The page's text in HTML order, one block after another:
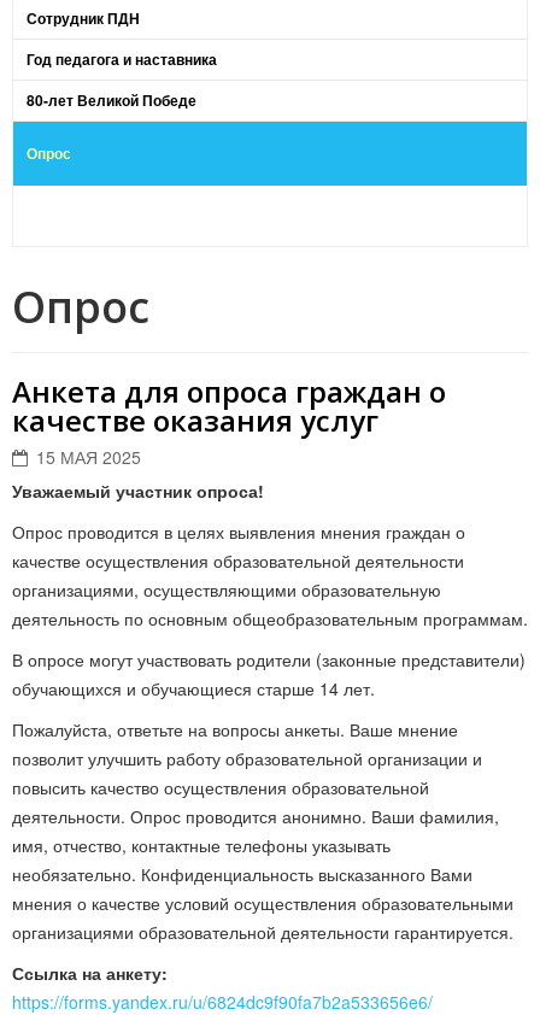
Сотрудник ПДН
Год педагога и наставника
80-лет Великой Победе
Опрос
Опрос
Анкета для опроса граждан о
качестве оказания услуг
15 МАЯ 2025
Уважаемый участник опроса!
Опрос проводится в целях выявления мнения граждан о
качестве осуществления образовательной деятельности
организациями, осуществляющими образовательную
деятельность по основным общеобразовательным программам.
В опросе могут участвовать родители (законные представители)
обучающихся и обучающиеся старше 14 лет.
Пожалуйста, ответьте на вопросы анкеты. Ваше мнение
позволит улучшить работу образовательной организации и
повысить качество осуществления образовательной
деятельности. Опрос проводится анонимно. Ваши фамилия,
имя, отчество, контактные телефоны указывать
необязательно. Конфиденциальность высказанного Вами
мнения о качестве условий осуществления образовательными
организациями образовательной деятельности гарантируется.
Ссылка на анкету:
https://forms.yandex.ru/u/6824dc9f90fa7b2a533656e6/